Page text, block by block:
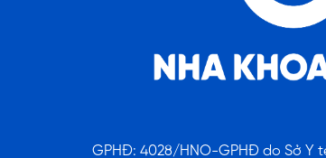
GPHĐ: 4028/HNO-GPHĐ do Sở Y